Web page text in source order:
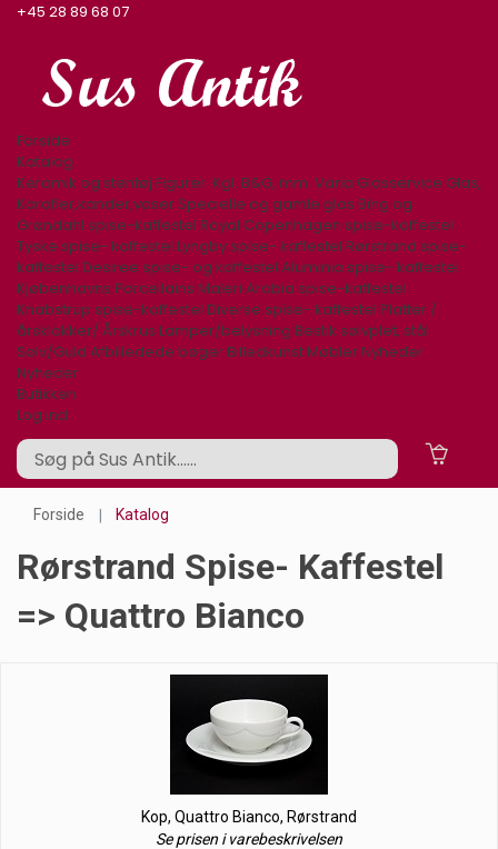
+45 28 89 68 07
Forside
Katalog
Keramik og stentøj Figurer. Kgl. B&G, mm. Varia Glasservice Glas,
Karafler,kander,vaser Specielle og gamle glas Bing og
Grøndahl spise-kaffestel Royal Copenhagen spise-kaffestel
Tyske spise- kaffestel Lyngby spise- kaffestel Rørstrand spise-
kaffestel Desiree spise- og kaffestel Aluminia spise- kaffestel
Kjøbenhavns Porcellains Maleri Arabia spise-kaffestel
Knabstrup spise-kaffestel Diverse spise- kaffestel Platter /
årsklokker/ Årskrus Lamper/belysning Bestik sølvplet, stål
Sølv/Guld Afbilledede bøger Billedkunst Møbler Nyheder
Nyheder
Butikken
Log ind
Forside Katalog
Rørstrand Spise- Kaffestel
=> Quattro Bianco
Kop, Quattro Bianco, Rørstrand
Se prisen i varebeskrivelsen